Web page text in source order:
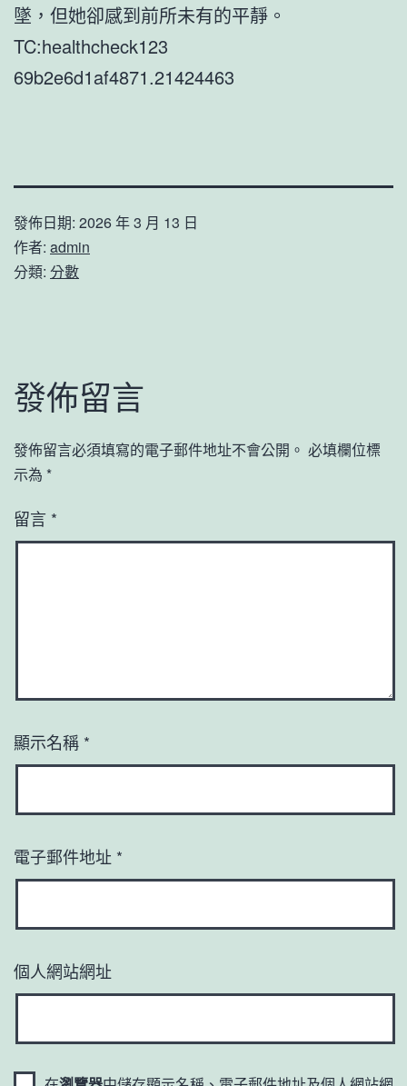
墜，但她卻感到前所未有的平靜。
TC:healthcheck123
69b2e6d1af4871.21424463
發佈日期: 2026 年 3 月 13 日
作者: admin
分類: 分數
發佈留言
發佈留言必須填寫的電子郵件地址不會公開。 必填欄位標
示為 *
留言 *
顯示名稱 *
電子郵件地址 *
個人網站網址